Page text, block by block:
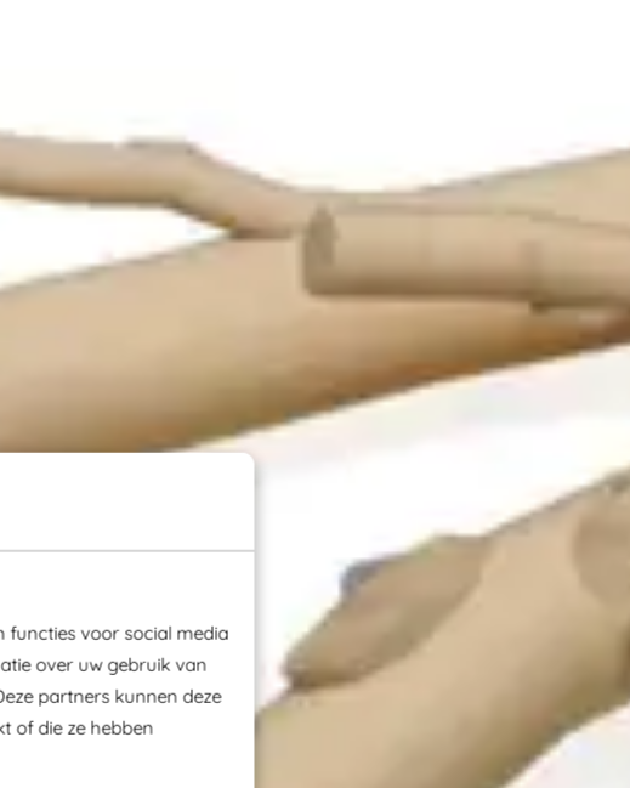
functies voor social media
over uw gebruik van
partners kunnen deze
of die ze hebben